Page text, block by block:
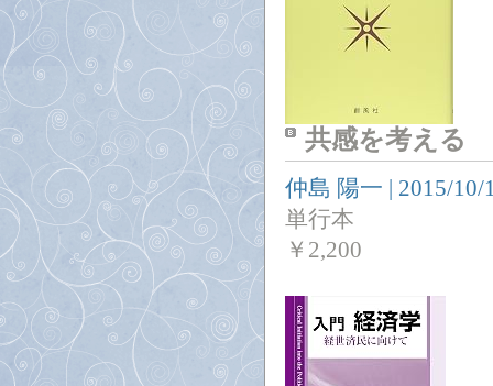
共感を考える
仲島 陽一 | 2015/10/
単行本
￥ 2,200